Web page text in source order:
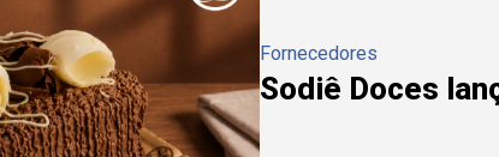
Fornecedores
Sodiê Doces